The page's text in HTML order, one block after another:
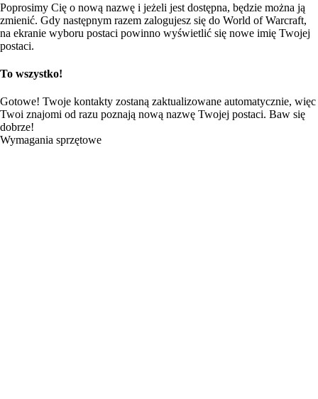
Poprosimy Cię o nową nazwę i jeżeli jest dostępna, będzie można ją
zmienić. Gdy następnym razem zalogujesz się do World of Warcraft,
na ekranie wyboru postaci powinno wyświetlić się nowe imię Twojej
postaci.
To wszystko!
Gotowe! Twoje kontakty zostaną zaktualizowane automatycznie, więc
Twoi znajomi od razu poznają nową nazwę Twojej postaci. Baw się
dobrze!
Wymagania sprzętowe